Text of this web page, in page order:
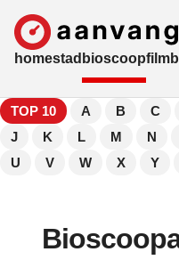
homestad bioscoopfilm
TOP 10 A B C
J
K L M N
U
V W X Y